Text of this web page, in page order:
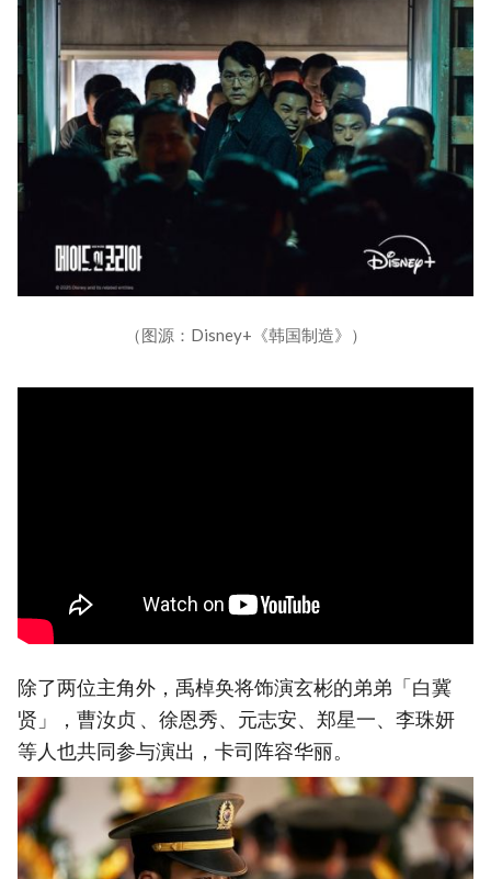
（图源：Disney+《韩国制造》）
除了两位主角外，禹棹奂将饰演玄彬的弟弟「白冀
贤」，曹汝贞 、徐恩秀、元志安、郑星一、李珠妍
等人也共同参与演出，卡司阵容华丽。